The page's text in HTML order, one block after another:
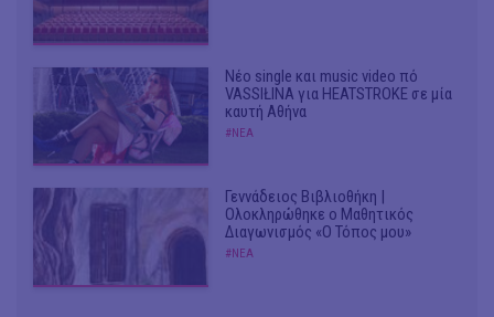
Νέο single και music video πό
VASSIŁINA για HEATSTROKE σε μία
καυτή Αθήνα
#ΝΕΑ
Γεννάδειος Βιβλιοθήκη |
Ολοκληρώθηκε ο Μαθητικός
Διαγωνισμός «Ο Τόπος μου»
#ΝΕΑ